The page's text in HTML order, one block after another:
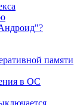
памяти
в ОС